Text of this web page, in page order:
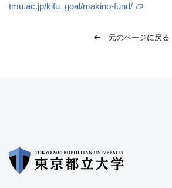
tmu.ac.jp/kifu_goal/makino-fund/
元のページに戻る